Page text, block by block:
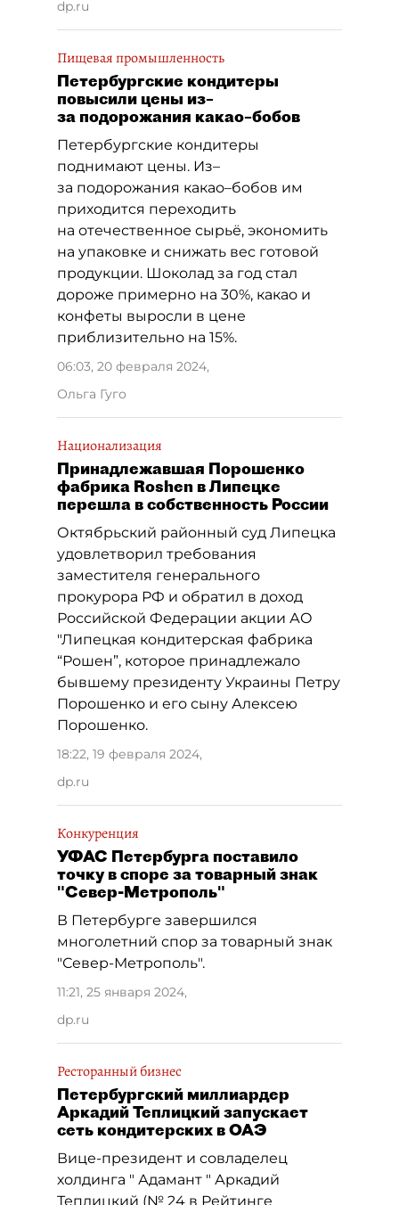
dp.ru
Пищевая промышленность
Петербургские кондитеры
повысили цены из–
за подорожания какао–бобов
Петербургские кондитеры
поднимают цены. Из–
за подорожания какао–бобов им
приходится переходить
на отечественное сырьё, экономить
на упаковке и снижать вес готовой
продукции. Шоколад за год стал
дороже примерно на 30%, какао и
конфеты выросли в цене
приблизительно на 15%.
06:03, 20 февраля 2024,
Ольга Гуго
Национализация
Принадлежавшая Порошенко
фабрика Roshen в Липецке
перешла в собственность России
Октябрьский районный суд Липецка
удовлетворил требования
заместителя генерального
прокурора РФ и обратил в доход
Российской Федерации акции АО
"Липецкая кондитерская фабрика
“Рошен”, которое принадлежало
бывшему президенту Украины Петру
Порошенко и его сыну Алексею
Порошенко.
18:22, 19 февраля 2024,
dp.ru
Конкуренция
УФАС Петербурга поставило
точку в споре за товарный знак
"Север-Метрополь"
В Петербурге завершился
многолетний спор за товарный знак
"Север-Метрополь".
11:21, 25 января 2024,
dp.ru
Ресторанный бизнес
Петербургский миллиардер
Аркадий Теплицкий запускает
сеть кондитерских в ОАЭ
Вице-президент и совладелец
холдинга " Адамант " Аркадий
Теплицкий (№ 24 в Рейтинге